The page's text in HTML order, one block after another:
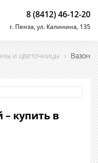
8 (8412) 46-12-20
г. Пенза, ул. Калинина, 135
и цветочницы › Вазон
купить в